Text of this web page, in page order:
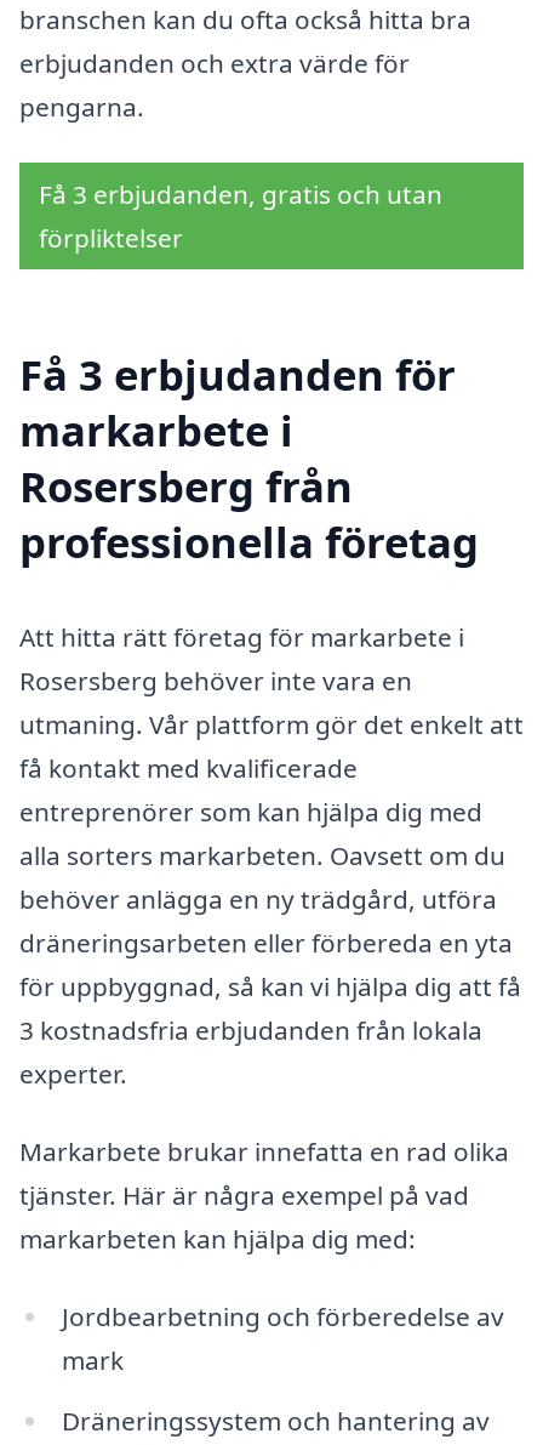
branschen kan du ofta också hitta bra
erbjudanden och extra värde för
pengarna.
Få 3 erbjudanden, gratis och utan
förpliktelser
Få 3 erbjudanden för
markarbete i
Rosersberg från
professionella företag
Att hitta rätt företag för markarbete i
Rosersberg behöver inte vara en
utmaning. Vår plattform gör det enkelt att
få kontakt med kvalificerade
entreprenörer som kan hjälpa dig med
alla sorters markarbeten. Oavsett om du
behöver anlägga en ny trädgård, utföra
dräneringsarbeten eller förbereda en yta
för uppbyggnad, så kan vi hjälpa dig att få
3 kostnadsfria erbjudanden från lokala
experter.
Markarbete brukar innefatta en rad olika
tjänster. Här är några exempel på vad
markarbeten kan hjälpa dig med:
Jordbearbetning och förberedelse av
mark
Dräneringssystem och hantering av